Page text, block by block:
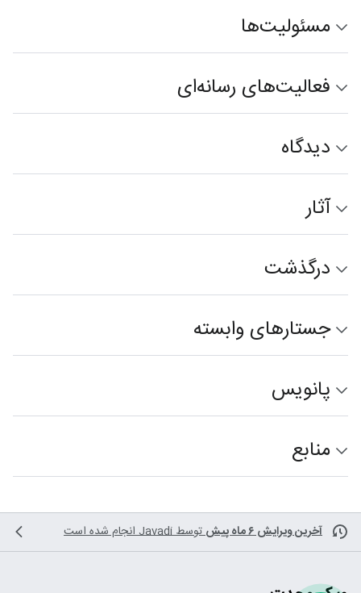
مسئولیت‌ها
فعالیت‌های رسانه‌ای
دیدگاه
آثار
درگذشت
جستارهای وابسته
پانویس
منابع
آخرین ویرایش ۶ ماه پیش توسطJavadiانجام شده است